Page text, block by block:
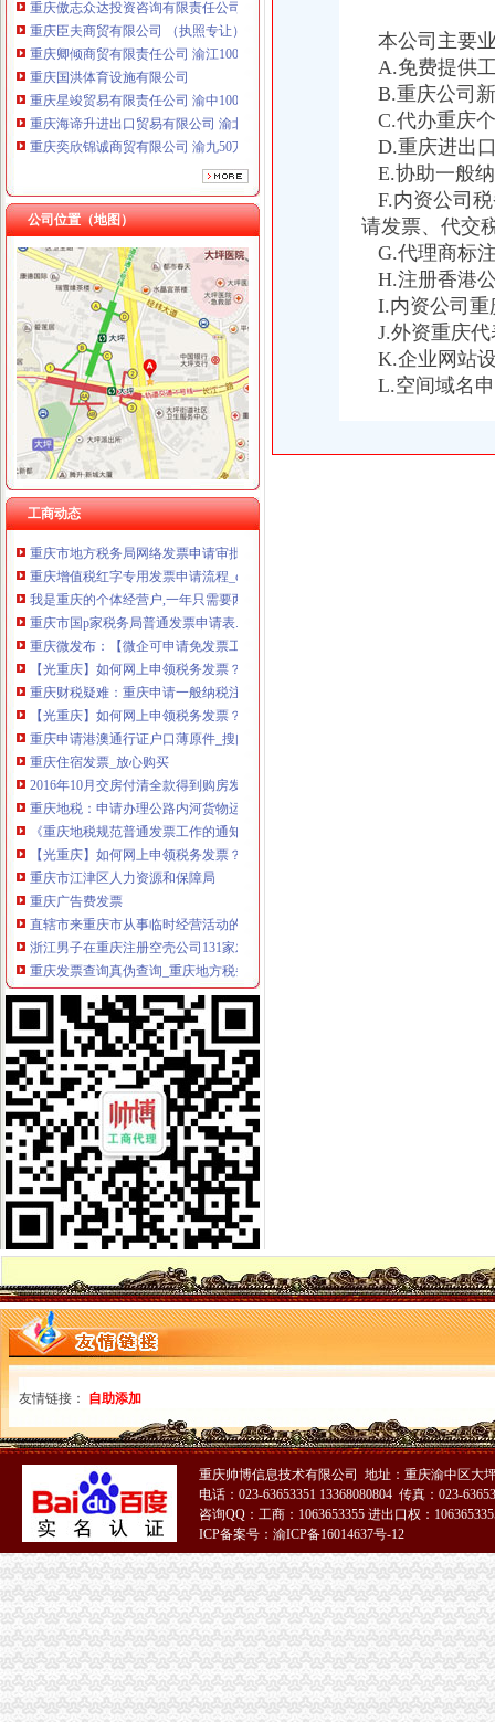
重庆臣夫商贸有限公司 （执照专让）
重庆卿倾商贸有限责任公司 渝江100万 （工商注册）
重庆国洪体育设施有限公司
重庆星竣贸易有限责任公司 渝中100万 （进出口权）
重庆海谛升进出口贸易有限公司 渝北100万 （进出口权）
重庆奕欣锦诚商贸有限公司 渝九50万 （工商注册）
重庆信同广告有限公司 渝沙50万 （工商注册）
重庆三虹房地产营销策划有限公司
公司位置（地图）
工商动态
重庆发票申请
什么是发票？_重庆包听|E都市
重庆水投：发票寄到家,服务有保障
重庆专项审批：发票R审批代理购买服务办理-重庆爱问分类
重庆巴南破获一起发票案金额超过一亿元_网易新闻
浙江男子在重庆注册空壳公司131家发票金额逾亿元_凤凰资讯
重庆国税网上申报系统_重庆国税局_重庆国税发票查询_重庆国税网上
重庆市国家税务局关于调整“发票网上申请”办理渠道的通知_财
重庆地税对于个人申请发票的地点是如何规定的？-中国会计网
重庆或k发票申请表.docx
重庆增值税红字专用发票申请流程_cqmaiji_新浪博客
我是重庆的个体经营户,一年只需要两本发票,请问怎样才能申请发票
重庆市国p家税务局普通发票申请表.doc
重庆微发布：【微企可申请免发票工
【光重庆】如何网上申领税务发票？
重庆财税疑难：重庆申请一般纳税注册公司代找王会计-重庆爱
【光重庆】如何网上申领税务发票？_搜狐其它_搜狐网
重庆申请港澳通行证户口薄原件_搜问问
重庆住宿发票_放心购买
2016年10月交房付清全款得到购房发票,现在能否申请提取重庆公积
重庆地税：申请办理公路内河货物运输发票自开票纳税人资格需要哪些
《重庆地税规范普通发票工作的通知》.doc
【光重庆】如何网上申领税务发票？-搜狐
重庆市江津区人力资源和保障局
重庆广告费发票
直辖市来重庆市从事临时经营活动的单位和个人,如何申请领购发票？
浙江男子在重庆注册空壳公司131家发票金额逾亿元_凤凰资讯
重庆发票查询真伪查询_重庆地方税务局_中华网
重庆公需科目继续教育网上缴费发票申请表
重庆发票,重庆哪里有开票,重庆增值税发票,重庆增值税普通发票,
哪些况可以申请发票？需要哪些资料？_信息公开
重庆市地方税务局关于修订《重庆市地方税务局发票管理办》
重庆发票,重庆哪里有开票,重庆增值税发票,重庆增值税普通发票,
7日起重庆市民上网就能办税发票还能免费送到家_凤凰资讯
重庆地税-政务公开
重庆鹭佳工商注册提示您新公司的发票购买（转载）_会计_天涯论
【图】重庆万州腾翼C30团购作业,有购车发票,申请加精_长城C30
重庆破获一起大发票案涉案金额逾亿元|重庆|发票_新浪新闻
重庆地税-办税服务
7日起重庆市民上网就能办税发票还能免费送到家-新华网重庆频道
重庆市国税局〔2011〕第3号（重庆市国家税务局关于发布《普通发票
重庆国税发票图片
重庆市国家税务局关于印发《重庆市国家税务局发票管理基本程序》
重庆巴南方破获发票案涉案金额逾亿元-新华网重庆频道
重庆市地方税务局关于印发《重庆市地方税务局发票管理办》
开重庆发票_阿里问到底
中国张电子发票在重庆诞生
【发票】重庆市电子税务局-亿企赢财税资讯
广告|公司|发票|重庆_新浪新闻
重庆回收电脑主板|重庆回收相机价格|重庆电脑发票-中国制造交易
重庆巴南破获一起发票案金额超过一亿元_网易新闻
重庆水投：发票寄到家,服务有保障
重庆地税进一步规范发票工作_税屋网——第一时间递财税政策
重庆专项审批：发票R审批代理购买服务办理-重庆爱问分类
重庆市国家税务局关于印发《重庆市国家税务局发票管理基本程序》
重庆发票申请
什么是发票？_重庆包听|E都市
重庆水投：发票寄到家,服务有保障
重庆专项审批：发票R审批代理购买服务办理-重庆爱问分类
重庆巴南破获一起发票案金额超过一亿元_网易新闻
浙江男子在重庆注册空壳公司131家发票金额逾亿元_凤凰资讯
本公司主要
A.免费提供
B.重庆公司
C.代办重庆
D.重庆进出
E.协助一般
F.内资公司
请发票、代交
G.代理商标
H.注册香港
I.内资公司重
J.外资重庆代
K.企业网站
L.空间域名
友情链接： 自助添加
重庆帅博信息技术有限公司 地址：重庆渝中区大
电话：023-63653351 13368080804 传真：023-
咨询QQ：工商：1063653355 进出口权：
ICP备案号：渝ICP备16014637号-12